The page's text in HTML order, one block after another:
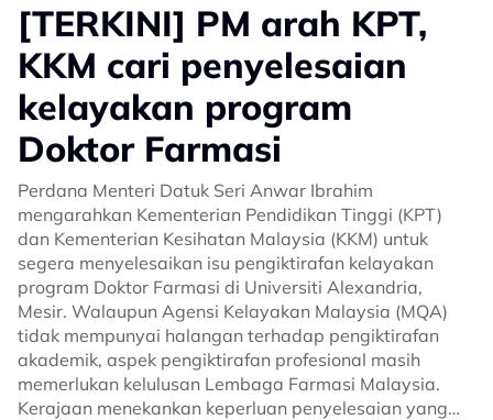
[TERKINI] PM arah KPT,
KKM cari penyelesaian
kelayakan program
Doktor Farmasi
Perdana Menteri Datuk Seri Anwar Ibrahim
mengarahkan Kementerian Pendidikan Tinggi (KPT)
dan Kementerian Kesihatan Malaysia (KKM) untuk
segera menyelesaikan isu pengiktirafan kelayakan
program Doktor Farmasi di Universiti Alexandria,
Mesir. Walaupun Agensi Kelayakan Malaysia (MQA)
tidak mempunyai halangan terhadap pengiktirafan
akademik, aspek pengiktirafan profesional masih
memerlukan kelulusan Lembaga Farmasi Malaysia.
Kerajaan menekankan keperluan penyelesaian yang